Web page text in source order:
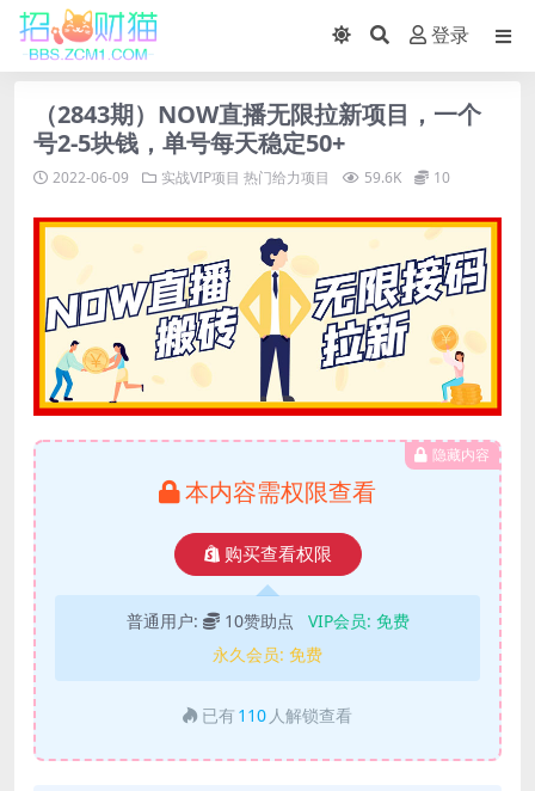
登录
（2843期）NOW直播无限拉新项目，一个
号2-5块钱，单号每天稳定50+
2022-06-09 实战VIP项目 热门给力项目 59.6K 10
隐藏内容
本内容需权限查看
购买查看权限
普通用户: 10赞助点 VIP会员: 免费
永久会员: 免费
已有 110 人解锁查看